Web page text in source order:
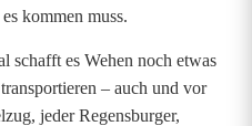
kommen muss.
schafft es Wehen noch etwas
– auch und vor
jeder Regensburger,